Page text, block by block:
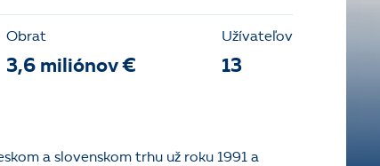
Obrat
3,6 miliónov €
Užívateľov
13
a slovenskom trhu už roku 1991 a